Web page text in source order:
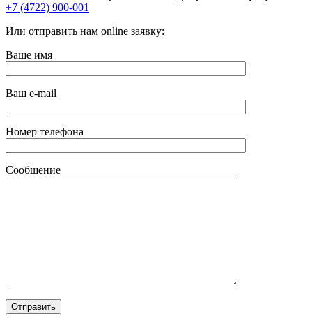
+7 (4722) 900-001
Или отправить нам online заявку:
Ваше имя
Ваш e-mail
Номер телефона
Сообщение